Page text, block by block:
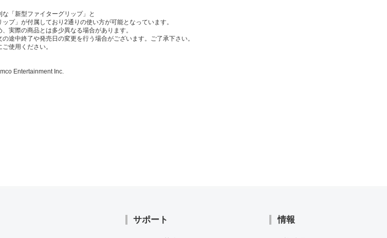
「新型ファイターグリップ」と
プ」が付属しており2通りの使い方が可能となっています。
実際の商品とは多少異なる場合があります。
途中終了や発売日の変更を行う場合がございます。ご了承下さい。
使用ください。
Entertainment Inc.
サポート 情報